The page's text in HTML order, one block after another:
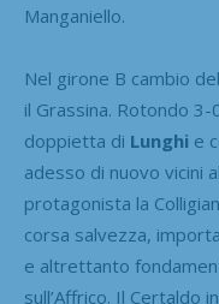
Manganiello.
Nel girone B cambio
il Grassina. Rotondo 3-
doppietta di Lunghi e
adesso di nuovo vicini
protagonista la
corsa salvezza,
e altrettanto
sull’Affrico. Il Certaldo